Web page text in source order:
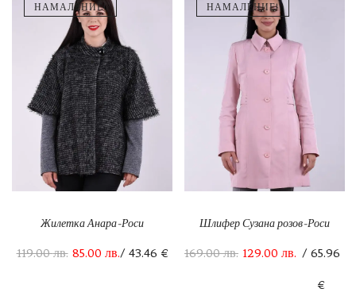
НАМАЛЕНИЕ!
Жилетка Анара-Роси
119.00лв. 85.00 лв./ 43.46 €
НАМАЛЕНИЕ!
Шлифер Сузана розов-Роси
169.00лв. 129.00 лв. / 65.96
€